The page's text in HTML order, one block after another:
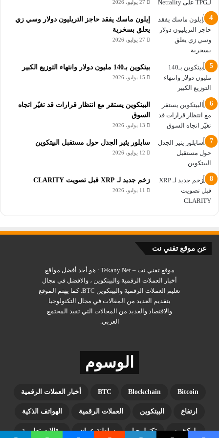
العملة لعام 2026:
المؤشر القيمة المستهدفة
Binance Reserve
RP
$62,000
الهيكلي الذي لم
السعر المحقق
(Realized Price)
$56,000 – $60,000
القاع المحتمل في
المتوسط المتحرك
المسار الصاعد
ارتفاع “تكلفة الاحتياطي” من $42,000$ (قبل صناديق ETF) إلى
62,000$ يعكس التغيير الكبير في هيكلية السوق ودخول المؤسسات.
ظهور تقاطع المتوسطات الأسية (21 و50 أسبوعاً) يشير تاريخياً إلى
مراحل هبوط أعمق، كما حدث في 2014 و2018 و2022.
أكد المحلل “خوليو مورينو” أن مؤشرات “سلسلة الكتل” تظهر بنية
هبوطية مبكرة مع زيادة العرض في حالة خسارة.
نظرة مستقبلية: تصحيح روتيني أم
رغم الانخفاض المتوقع بنسبة قد تصل إلى 55$ من القمة التاريخية
السابقة التي فقدت فيها العملة 70% – 80% من قيمتها.
27 يوليو، 2026
إيلون ماسك يفقد حاجز التريليون دولار وسي زي
يعلق بسخرية
27 يوليو، 2026
بيتكوين بـ140 مليون دولار وانتهاء التوزيع الكبير
15 يوليو، 2026
البيتكوين يستقر مع انتظار قرارات قد تغيّر اتجاه
السوق
13 يوليو، 2026
سايلور يثير الجدل حول مستقبل البيتكوين
12 يوليو، 2026
زخم جديد لـ XRP قبل تصويت CLARITY
11 يوليو، 2026
عن موقع تقني نت
موقع تقني نت – Tekany Net : هو أحد أفضل مواقع
أخبار العملات الرقمية والبيتكوين ، والافضل في مجال
تعليم العملات الرقمية والبيتكوين BTC. كما يهتم الموقع
بتقديم العديد من المقالات في مجال التكنولوجيا
والاقتصاد والعديد من المجالات التي تفيد المجتمع
العربي.
الوسوم
Bitcoin
Blockchain
BTC أخبار العملات الرقمية
ارتفاع البيتكوين العملات الرقمية الهواتف الذكية
بلوكشين تكنولوجيا سلطنة عمان مقالات تعليمية